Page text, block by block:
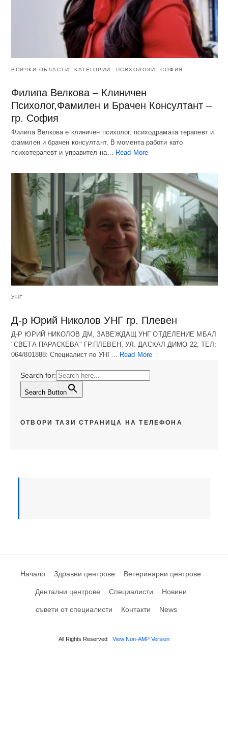
ВСИЧКИ ОБЛАСТИ КАТЕГОРИИ ПСИХОЛОЗИ СОФИЯ
Филипа Велкова – Клиничен
Психолог,Фамилен и Брачен Консултант –
гр. София
Филипа Велкова е клиничен психолог, психодрамата терапевт и
фамилен и брачен консултант. В момента работи като
психотерапевт и управител на…
Read More
УНГ
Д-р Юрий Николов УНГ гр. Плевен
Д-Р ЮРИЙ НИКОЛОВ ДМ, ЗАВЕЖДАЩ УНГ ОТДЕЛЕНИЕ МБАЛ
"СВЕТА ПАРАСКЕВА" ГР.ПЛЕВЕН, УЛ. ДАСКАЛ ДИМО 22, ТЕЛ:
064/801888: Специалист по УНГ… Read More
Search for:
Search Button
ОТВОРИ ТАЗИ СТРАНИЦА НА ТЕЛЕФОНА
Начало Здравни центрове Ветеринарни центрове
Дентални центрове Специалисти Новини
съвети от специалисти Контакти News
All Rights Reserved View Non-AMP Version